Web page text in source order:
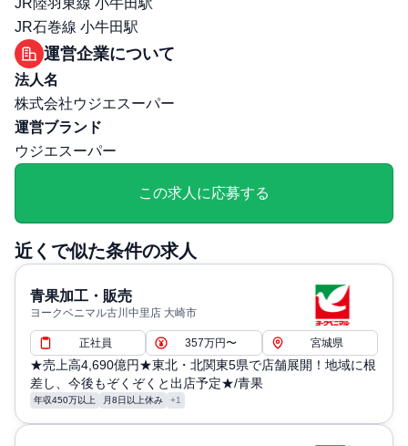
その他
勤務・休日に関する補足: ・休日：年105日
退職・定年に関する補足: ・定年制：60歳まで
通勤・住居に関する補足: ・交通費：規定内支給
JR石巻線 小牛田駅
運営企業について
法人名
株式会社ウジエスーパー
運営ブランド
ウジエスーパー
この求人に応募する
近くで似た条件の求人
青果加工・販売
ヨークベニマル古川中里店 大崎市
正社員 357万円〜 宮城県
★売上高4,690億円★東北・北関東5県で店舗展開！地域に根
差し、今後もぞくぞくと出店予定★/青果
年収450万以上 月8日以上休み +1